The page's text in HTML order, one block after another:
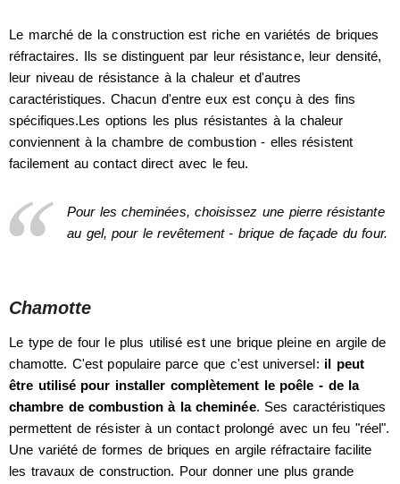
Le marché de la construction est riche en variétés de briques
réfractaires. Ils se distinguent par leur résistance, leur densité,
leur niveau de résistance à la chaleur et d'autres
caractéristiques. Chacun d'entre eux est conçu à des fins
spécifiques.Les options les plus résistantes à la chaleur
conviennent à la chambre de combustion - elles résistent
facilement au contact direct avec le feu.
Pour les cheminées, choisissez une pierre résistante
au gel, pour le revêtement - brique de façade du four.
Chamotte
Le type de four le plus utilisé est une brique pleine en argile de
chamotte. C'est populaire parce que c'est universel: il peut
être utilisé pour installer complètement le poêle - de la
chambre de combustion à la cheminée. Ses caractéristiques
permettent de résister à un contact prolongé avec un feu "réel".
Une variété de formes de briques en argile réfractaire facilite
les travaux de construction. Pour donner une plus grande